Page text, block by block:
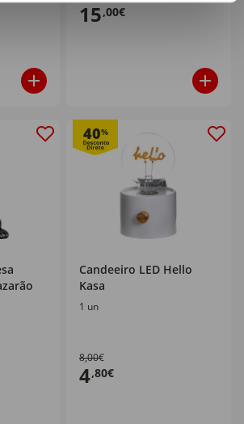
15,00€
40%
Candeeiro LED Hello
Kasa
1 un
8,00€
4,80€